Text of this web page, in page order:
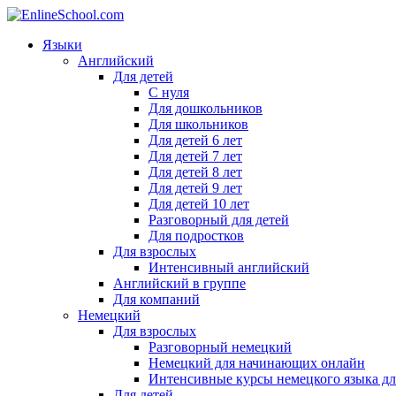
Языки
Английский
Для детей
С нуля
Для дошкольников
Для школьников
Для детей 6 лет
Для детей 7 лет
Для детей 8 лет
Для детей 9 лет
Для детей 10 лет
Разговорный для детей
Для подростков
Для взрослых
Интенсивный английский
Английский в группе
Для компаний
Немецкий
Для взрослых
Разговорный немецкий
Немецкий для начинающих онлайн
Интенсивные курсы немецкого языка